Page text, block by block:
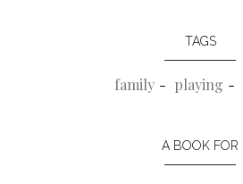
TAGS
family playing
A BOOK FOR